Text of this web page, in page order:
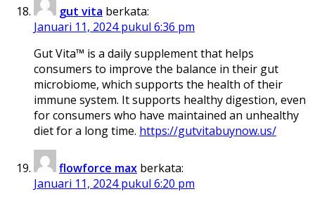
gut vita berkata:
Januari 11, 2024 pukul 6:36 pm
Gut Vita™ is a daily supplement that helps
consumers to improve the balance in their gut
microbiome, which supports the health of their
immune system. It supports healthy digestion, even
for consumers who have maintained an unhealthy
diet for a long time. https://gutvitabuynow.us/
flowforce max berkata:
Januari 11, 2024 pukul 6:20 pm